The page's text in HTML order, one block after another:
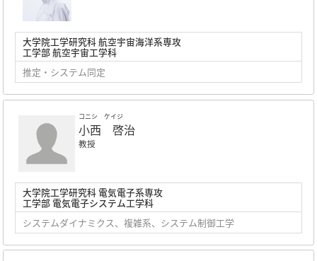
大学院工学研究科 航空宇宙海洋系専攻
工学部 航空宇宙工学科
推定・システム同定
コニシ ケイジ
小西 啓治
教授
大学院工学研究科 電気電子系専攻
工学部 電気電子システム工学科
システムダイナミクス、複雑系、システム制御工学